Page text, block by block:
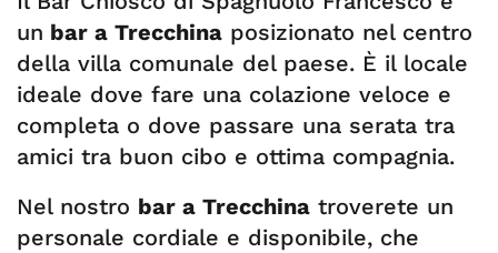
un bar a Trecchina posizionato nel centro
della villa comunale del paese. È il locale
ideale dove fare una colazione veloce e
completa o dove passare una serata tra
amici tra buon cibo e ottima compagnia.
Nel nostro bar a Trecchina troverete un
personale cordiale e disponibile, che